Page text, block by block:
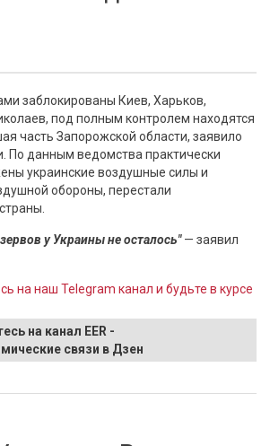
заблокированы Киев, Харьков,
под полным контролем находятся
часть Запорожской области, заявило
По данным ведомства практически
украинские воздушные силы и
обороны, перестали
у Украины не осталось"— заявил
на наш Telegram канал и будьте в курсе
на канал EER -
связи в Дзен
будут сконцентрированы на главном -